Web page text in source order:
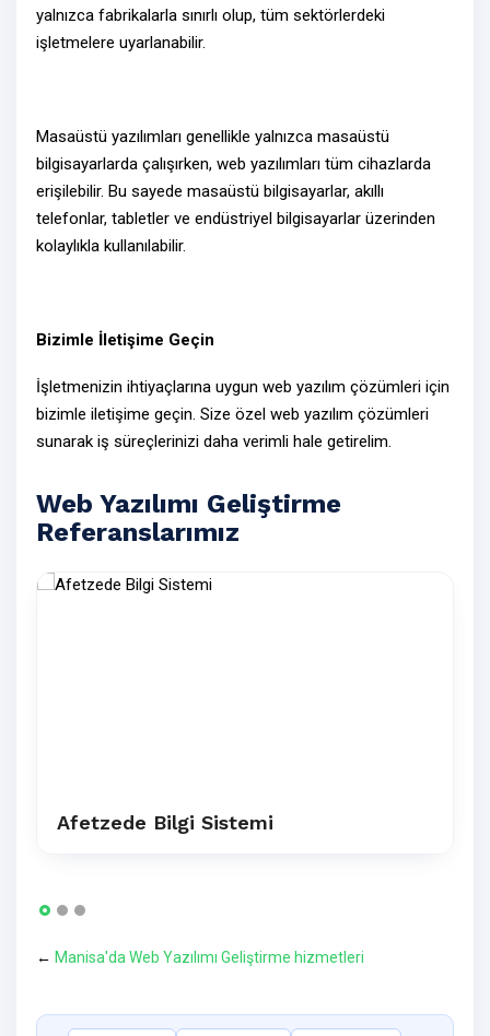
yalnızca fabrikalarla sınırlı olup, tüm sektörlerdeki
işletmelere uyarlanabilir.
Masaüstü yazılımları genellikle yalnızca masaüstü
bilgisayarlarda çalışırken, web yazılımları tüm cihazlarda
erişilebilir. Bu sayede masaüstü bilgisayarlar, akıllı
telefonlar, tabletler ve endüstriyel bilgisayarlar üzerinden
kolaylıkla kullanılabilir.
Bizimle İletişime Geçin
İşletmenizin ihtiyaçlarına uygun web yazılım çözümleri için
bizimle iletişime geçin. Size özel web yazılım çözümleri
sunarak iş süreçlerinizi daha verimli hale getirelim.
Web Yazılımı Geliştirme
Referanslarımız
Afetzede Bilgi Sistemi
← Manisa'da Web Yazılımı Geliştirme hizmetleri